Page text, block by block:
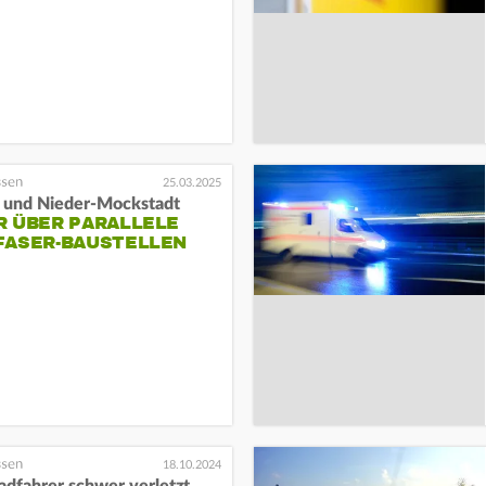
25.03.2025
Nieder-Mockstadt
ÜBER PARALLELE
BAUSTELLEN
18.10.2024